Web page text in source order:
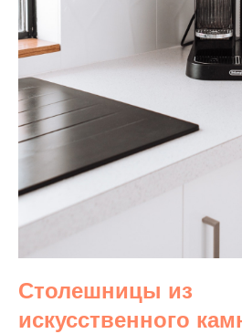
Столешницы из
искусственного